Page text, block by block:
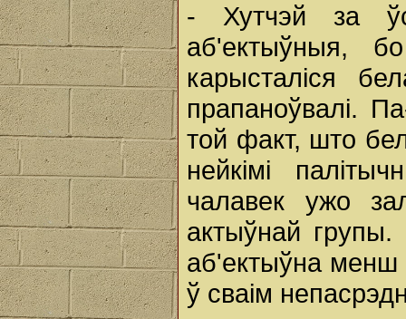
- Хутчэй за
аб'ектыўныя,
карысталіся
прапаноўвалі.
той факт, што
нейкімі
чалавек ужо
актыўнай
аб'ектыўна менш
ў сваім